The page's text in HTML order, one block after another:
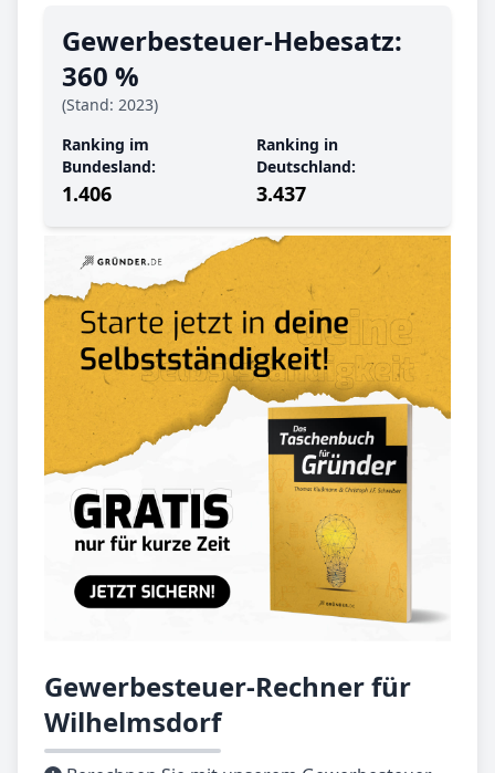
Gewerbe­steuer-Hebe­satz:
360 %
(Stand: 2023)
Ranking im
Bundesland:
1.406
Ranking in
Deutschland:
3.437
Gewerbesteuer-Rechner für
Wilhelmsdorf